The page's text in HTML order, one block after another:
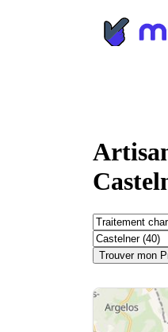
Trouver mon